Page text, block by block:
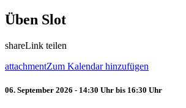
Üben Slot
shareLink teilen
attachmentZum Kalendar hinzufügen
06. September 2026 - 14:30 Uhr bis 16:30 Uhr